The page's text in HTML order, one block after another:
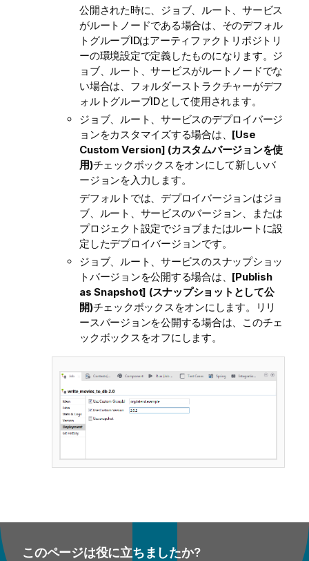
公開された時に、ジョブ、ルート、サービス
がルートノードである場合は、そのデフォル
トグループIDはアーティファクトリポジトリ
ーの環境設定で定義したものになります。ジ
ョブ、ルート、サービスがルートノードでな
い場合は、フォルダーストラクチャーがデフ
ォルトグループIDとして使用されます。
ジョブ、ルート、サービスのデプロイバージ
ョンをカスタマイズする場合は、 [Use
Custom Version] (カスタムバージョンを使
用)チェックボックスをオンにして新しいバ
ージョンを入力します。
デフォルトでは、デプロイバージョンはジョ
ブ、ルート、サービスのバージョン、または
プロジェクト設定でジョブまたはルートに設
定したデプロイバージョンです。
ジョブ、ルート、サービスのスナップショッ
トバージョンを公開する場合は、 [Publish
as Snapshot] (スナップショットとして公
開)チェックボックスをオンにします。リリ
ースバージョンを公開する場合は、このチェ
ックボックスをオフにします。
このページは役に立ちましたか?